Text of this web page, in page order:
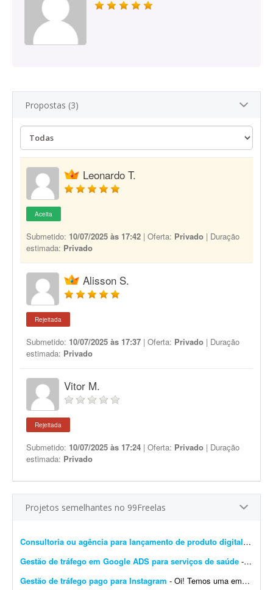
Propostas (3)
Leonardo T.
Aceita
Submetido: 10/07/2025 às 17:42 | Oferta: Privado | Duração
estimada: Privado
Alisson S.
Rejeitada
Submetido: 10/07/2025 às 17:37 | Oferta: Privado | Duração
estimada: Privado
Vitor M.
Rejeitada
Submetido: 10/07/2025 às 17:24 | Oferta: Privado | Duração
estimada: Privado
Projetos semelhantes no 99Freelas
Consultoria ou agência para lançamento de produto digital
-
Gestão de tráfego em Google ADS para serviços de saúde - Preciso de um freelancer com experiência em tráfego no Google Ads para gerenciar uma campanha local voltada a serviços de saúde. No momento o investimento em créd...
Gestão de tráfego pago para Instagram - Oi! Temos uma empresa de consultoria de marca e conteúdo. Precisamos de uma pessoa que nos ajude a executar tráfego pago no Instagram para nossos clientes. Temos todo o contexto dos ...